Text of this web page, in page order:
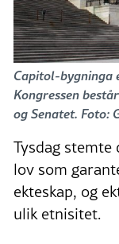
Capitol-bygninga
Kongressen
og Senatet. Foto:
Tysdag
lov som
ekteskap, og
ulik etnisitet.